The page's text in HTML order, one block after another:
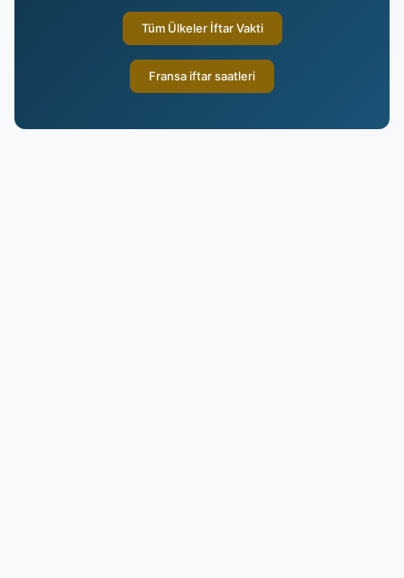
Tüm Ülkeler İftar Vakti
Fransa iftar saatleri